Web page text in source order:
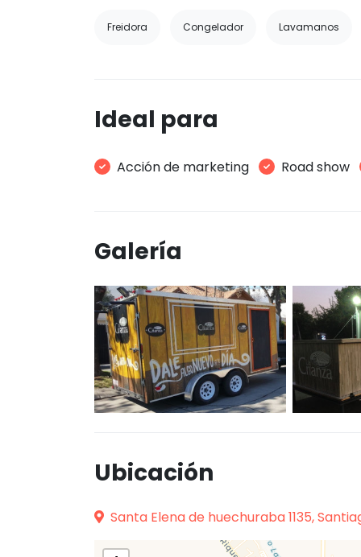
Freidora Congelador Lavamanos
Ideal para
Acción de marketing Road show
Galería
Ubicación
Santa Elena de huechuraba 1135,